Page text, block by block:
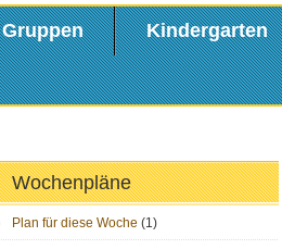
Gruppen Kindergarten
Wochenpläne
Plan für diese Woche (1)